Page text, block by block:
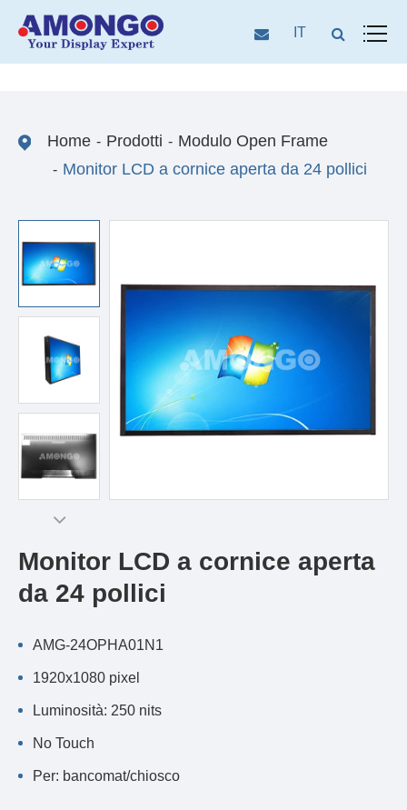
IT
Home Prodotti
Modulo Open Frame
Monitor LCD a cornice aperta da 24 pollici
Monitor LCD a cornice aperta
da 24 pollici
AMG-24OPHA01N1
1920x1080 pixel
Luminosità: 250 nits
No Touch
Per: bancomat/chiosco